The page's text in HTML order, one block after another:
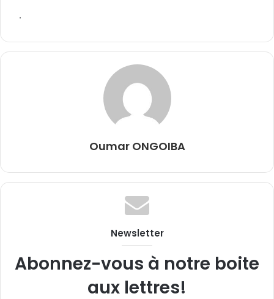
.
Oumar ONGOIBA
Newsletter
Abonnez-vous à notre boite
aux lettres!